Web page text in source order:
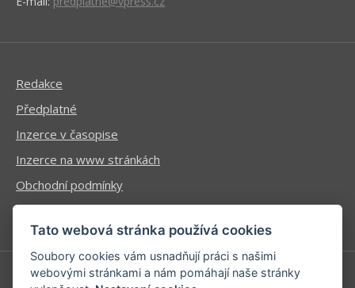
Redakce
Předplatné
Inzerce v časopise
Inzerce na www stránkách
Obchodní podmínky
Ochrana osobních údajů
Tato webová stránka používá cookies
Soubory cookies vám usnadňují práci s našimi
webovými stránkami a nám pomáhají naše stránky